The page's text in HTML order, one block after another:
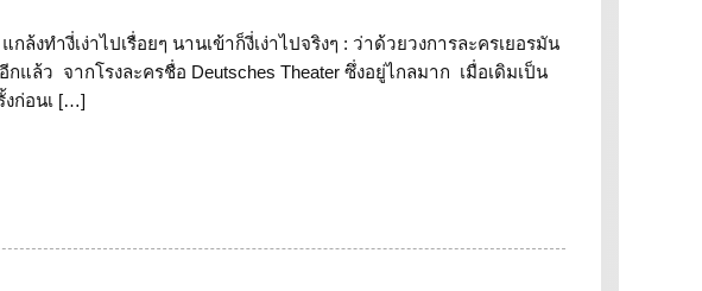
แกล้งทำงี่เง่าไปเรื่อยๆ นานเข้าก็งี่เง่าไปจริงๆ : ว่าด้วยวงการละครเยอรมัน
ล้ว จากโรงละครชื่อ Deutsches Theater ซึ่งอยู่ไกลมาก เมื่อเดิมเป็น
ก่อนเ […]